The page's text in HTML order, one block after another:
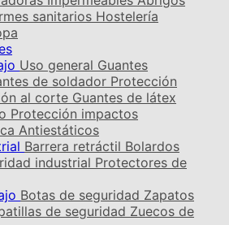
sanitarios Hostelería
Uso general Guantes
de soldador Protección
al corte Guantes de látex
Protección impactos
Antiestáticos
Barrera retráctil Bolardos
industrial Protectores de
Botas de seguridad Zapatos
de seguridad Zuecos de